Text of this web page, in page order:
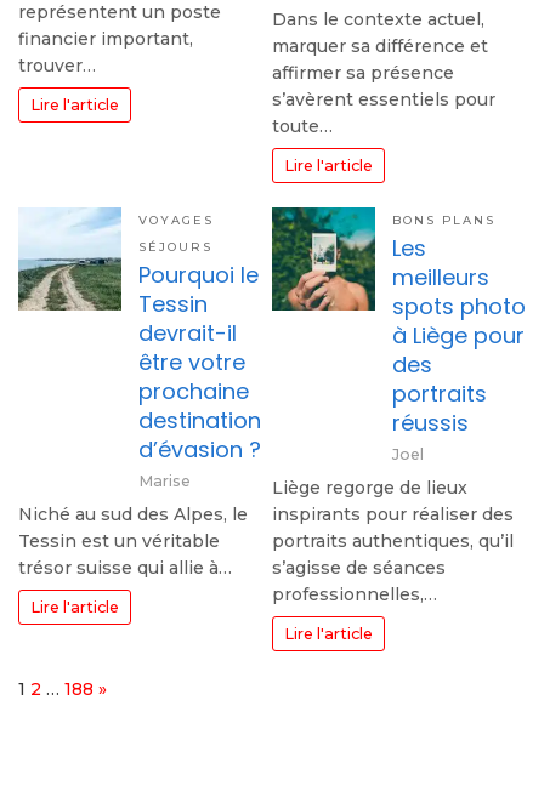
représentent un poste
financier important,
trouver…
Lire l'article
Dans le contexte actuel,
marquer sa différence et
affirmer sa présence
s’avèrent essentiels pour
toute…
Lire l'article
VOYAGES
SÉJOURS
Pourquoi le
Tessin
devrait-il
être votre
prochaine
destination
d’évasion ?
Marise
Niché au sud des Alpes, le
Tessin est un véritable
trésor suisse qui allie à…
Lire l'article
BONS PLANS
Les
meilleurs
spots photo
à Liège pour
des
portraits
réussis
Joel
Liège regorge de lieux
inspirants pour réaliser des
portraits authentiques, qu’il
s’agisse de séances
professionnelles,…
Lire l'article
Page:
1 2 … 188 Next
»